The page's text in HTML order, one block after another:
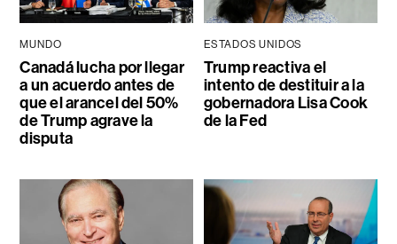
MUNDO
Canadá lucha por llegar
a un acuerdo antes de
que el arancel del 50%
de Trump agrave la
disputa
ESTADOS UNIDOS
Trump reactiva el
intento de destituir a la
gobernadora Lisa Cook
de la Fed